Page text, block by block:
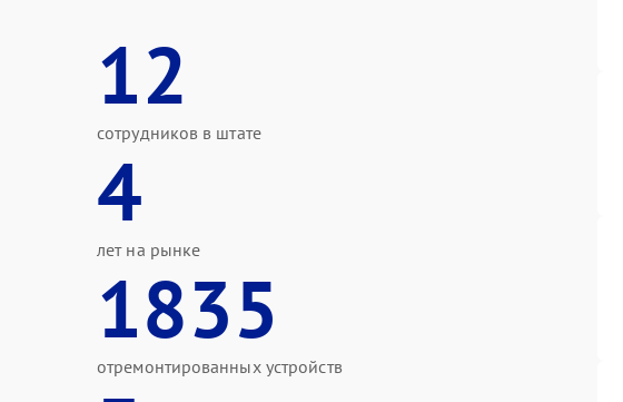
12
сотрудников в штате
4
лет на рынке
1835
отремонтированных устройств